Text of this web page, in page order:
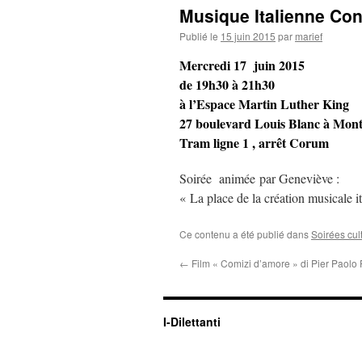
Musique Italienne
Publié le 15 juin 2015 par marief
Mercredi 17 juin 2015
de 19h30 à 21h30
à l’Espace Martin Luther King
27 boulevard Louis Blanc à
Tram ligne 1 , arrêt Corum
Soirée animée par Geneviève :
« La place de la création musicale
Ce contenu a été publié dansSoirées
← Film « Comizi d’amore » di Pier Paolo
I-Dilettanti